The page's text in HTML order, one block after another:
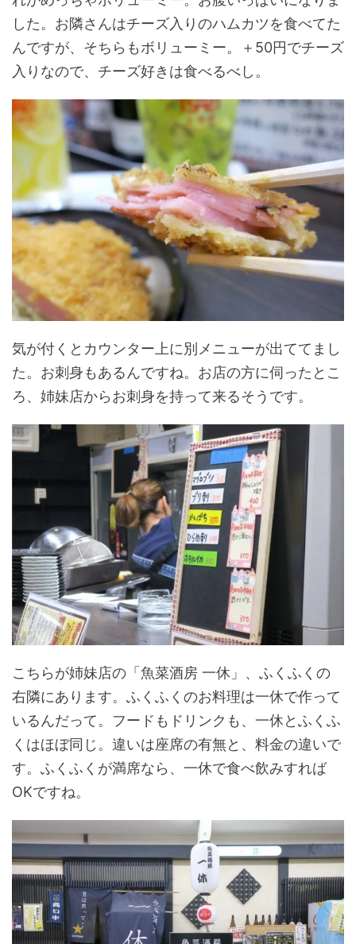
した。お隣さんはチーズ入りのハムカツを食べてた
んですが、そちらもボリューミー。＋50円でチーズ
入りなので、チーズ好きは食べるべし。
気が付くとカウンター上に別メニューが出ててまし
た。お刺身もあるんですね。お店の方に伺ったとこ
ろ、姉妹店からお刺身を持って来るそうです。
こちらが姉妹店の「魚菜酒房 一休」、ふくふくの
右隣にあります。ふくふくのお料理は一休で作って
いるんだって。フードもドリンクも、一休とふくふ
くはほぼ同じ。違いは座席の有無と、料金の違いで
す。ふくふくが満席なら、一休で食べ飲みすれば
OKですね。